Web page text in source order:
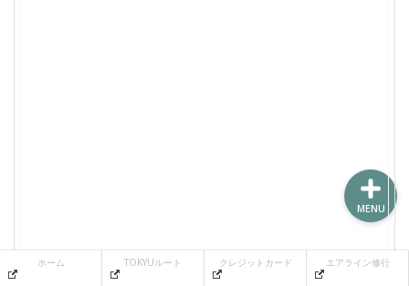
ホーム TOKYUルート クレジットカード エアライン修行
MENU